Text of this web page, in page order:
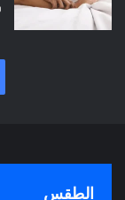
الطقس